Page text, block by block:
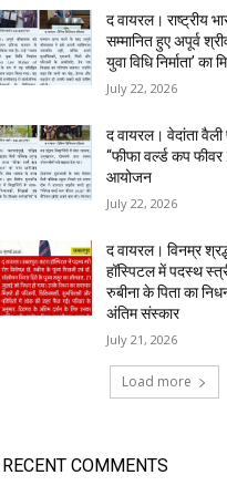
द वायरल। राष्ट्रीय
सम्मानित हुए अपूर्व
युवा विधि निर्माता’ का
July 22, 2026
द वायरल। वेदांता
“फीफा वर्ल्ड कप
आयोजन
July 22, 2026
द वायरल। विनम्र
हॉस्पिटल में पदस्थ
रुबीना के पिता का
अंतिम संस्कार
July 21, 2026
Load more
RECENT COMMENTS